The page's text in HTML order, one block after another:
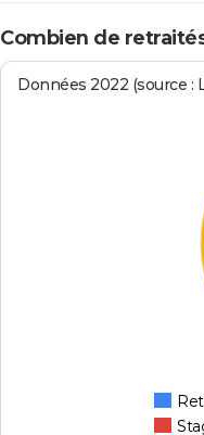
Combien de
Données 2022 (source :